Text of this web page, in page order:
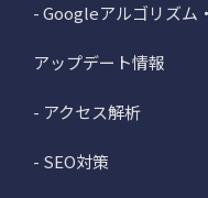
- Googleアルゴリズム・
アップデート情報
- アクセス解析
- SEO対策